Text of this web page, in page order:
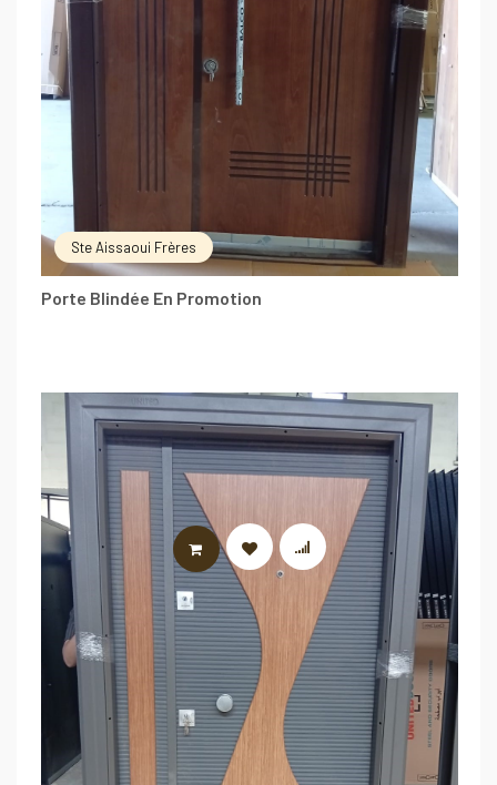
Ste Aissaoui Frères
Porte Blindée En Promotion
LIRE LA SUITE